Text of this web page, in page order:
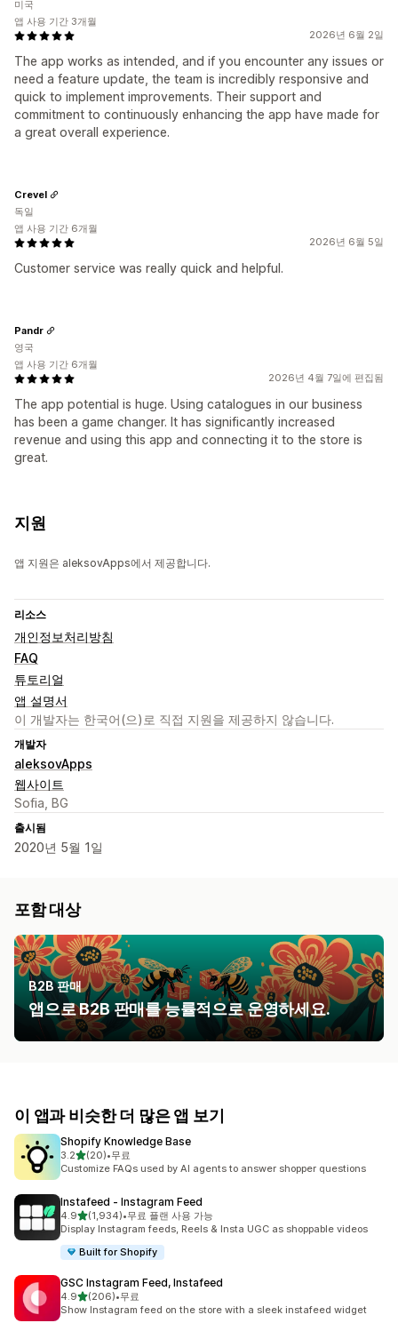
2026년 6월 2일
The app works as intended, and if you encounter any issues or
need a feature update, the team is incredibly responsive and
quick to implement improvements. Their support and
commitment to continuously enhancing the app have made for
a great overall experience.
미국
앱 사용 기간 3개월
2026년 6월 5일
Customer service was really quick and helpful.
Crevel
독일
앱 사용 기간 6개월
2026년 4월 7일에 편집됨
The app potential is huge. Using catalogues in our business
has been a game changer. It has significantly increased
revenue and using this app and connecting it to the store is
great.
Pandr
영국
앱 사용 기간 6개월
지원
앱 지원은 aleksovApps에서 제공합니다.
리소스
개인정보처리방침
FAQ
튜토리얼
앱 설명서
이 개발자는 한국어(으)로 직접 지원을 제공하지 않습니다.
개발자
aleksovApps
웹사이트
Sofia, BG
출시됨
2020년 5월 1일
포함 대상
B2B 판매
앱으로 B2B 판매를 능률적으로 운영하세요.
이 앱과 비슷한 더 많은 앱 보기
Shopify Knowledge Base
3.2별 5개 중
(20)
총 리뷰 20개
•무료
Customize FAQs used by AI agents to answer shopper questions
Instafeed ‑ Instagram Feed
4.9별 5개 중
(1,934)
총 리뷰 1934개
•무료 플랜 사용 가능
Display Instagram feeds, Reels & Insta UGC as shoppable videos
Built for Shopify
GSC Instagram Feed, Instafeed
4.9별 5개 중
(206)
총 리뷰 206개
•무료
Show Instagram feed on the store with a sleek instafeed widget